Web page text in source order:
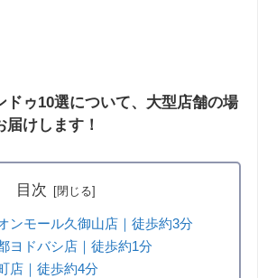
ドゥ10選について、大型店舗の場
けします！
目次
ンモール久御山店｜徒歩約3分
ヨドバシ店｜徒歩約1分
店｜徒歩約4分